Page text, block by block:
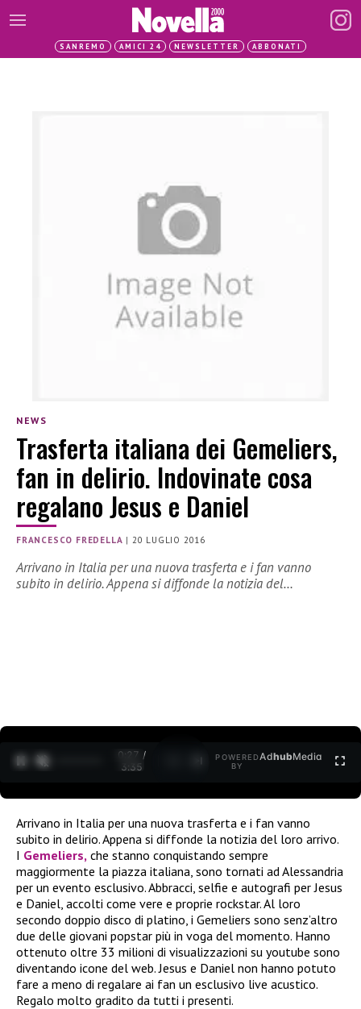
SANREMO AMICI 24 NEWSLETTER ABBONATI
NEWS
Trasferta italiana dei Gemeliers,
fan in delirio. Indovinate cosa
regalano Jesus e Daniel
FRANCESCO FREDELLA | 20 LUGLIO 2016
Arrivano in Italia per una nuova trasferta e i fan vanno
subito in delirio. Appena si diffonde la notizia del…
0:27 /
3:35
POWERED
BY
AdhubMedia
Arrivano in Italia per una nuova trasferta e i fan vanno
subito in delirio. Appena si diffonde la notizia del loro arrivo.
I Gemeliers, che stanno conquistando sempre
maggiormente la piazza italiana, sono tornati ad Alessandria
per un evento esclusivo. Abbracci, selfie e autografi per Jesus
e Daniel, accolti come vere e proprie rockstar. Al loro
secondo doppio disco di platino, i Gemeliers sono senz’altro
due delle giovani popstar più in voga del momento. Hanno
ottenuto oltre 33 milioni di visualizzazioni su youtube sono
diventando icone del web. Jesus e Daniel non hanno potuto
fare a meno di regalare ai fan un esclusivo live acustico.
Regalo molto gradito da tutti i presenti.